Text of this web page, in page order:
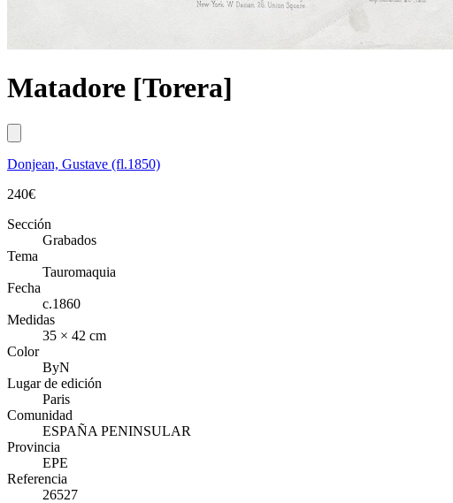
Matadore [Torera]
Donjean, Gustave (fl.1850)
240€
Sección
Grabados
Tema
Tauromaquia
Fecha
c.1860
Medidas
35 × 42 cm
Color
ByN
Lugar de edición
Paris
Comunidad
ESPAÑA PENINSULAR
Provincia
EPE
Referencia
26527